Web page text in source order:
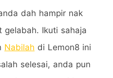
dah hampir nak
gelabah. Ikuti sahaja
Nabilah di Lemon8 ini
selesai, anda pun